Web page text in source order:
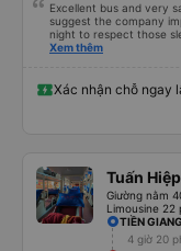
Excellent bus and very
suggest the company
night to respect those
please display the Wi-Fi
quy định rõ ràng về việc
để tránh làm phiền hành
khẩu Wi-Fi trong xe để
Xem thêm
Xác nhận chỗ ngay
Tuấn Hiệp
Giường nằm
Limousine 22
TIỀN
4 giờ 20